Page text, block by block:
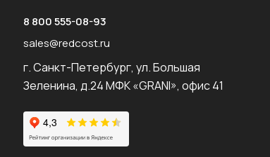
8 800 555-08-93
sales@redcost.ru
г. Санкт-Петербург, ул. Большая
Зеленина, д.24 МФК «GRANI», офис 41